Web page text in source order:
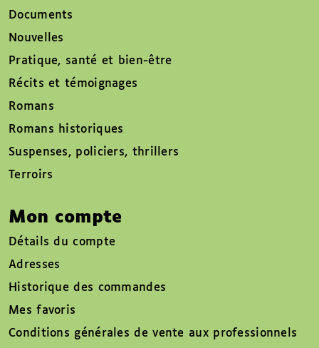
Documents
Nouvelles
Pratique, santé et bien-être
Récits et témoignages
Romans
Romans historiques
Suspenses, policiers, thrillers
Terroirs
Mon compte
Détails du compte
Adresses
Historique des commandes
Mes favoris
Conditions générales de vente aux professionnels